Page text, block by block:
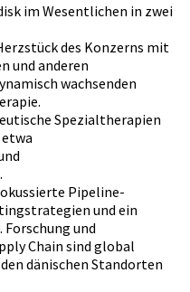
im Wesentlichen in zwei
des Konzerns mit
und anderen
wachsenden
Spezialtherapien
Pipeline-
und ein
und
Chain sind global
dänischen Standorten